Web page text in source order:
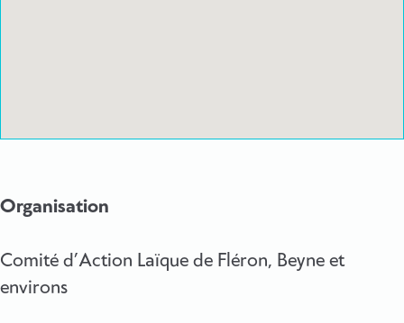
Organisation
Comité d’Action Laïque de Fléron, Beyne et
environs